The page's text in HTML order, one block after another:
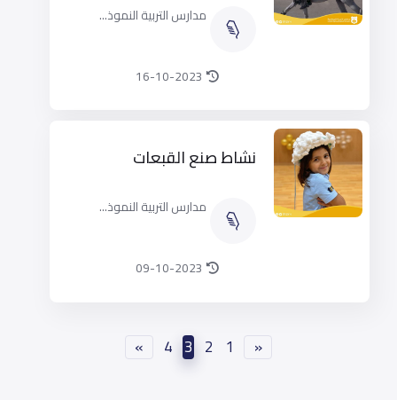
مدارس التربية النموذ...
16-10-2023
نشاط صنع القبعات
مدارس التربية النموذ...
09-10-2023
«
1
2
3
4
»